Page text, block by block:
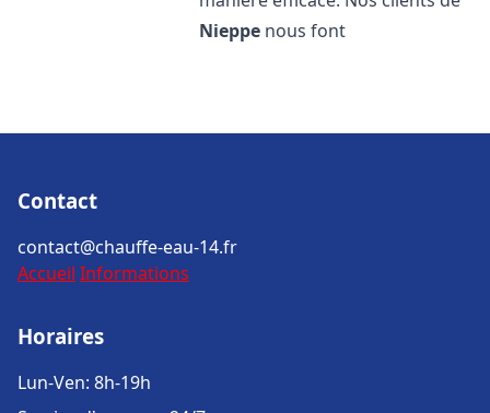
Nieppe nous font
Contact
contact@chauffe-eau-14.fr
Accueil Informations
Horaires
Lun-Ven: 8h-19h